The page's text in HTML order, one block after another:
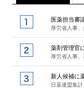
医薬担当審
厚労省人事
薬剤管理官
厚労省人事
新人候補に
日薬連盟集計